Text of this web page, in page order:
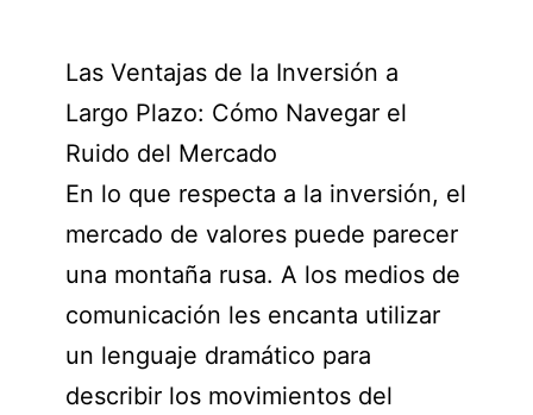
Las Ventajas de la Inversión a
Largo Plazo: Cómo Navegar el
Ruido del Mercado
En lo que respecta a la inversión, el
mercado de valores puede parecer
una montaña rusa. A los medios de
comunicación les encanta utilizar
un lenguaje dramático para
describir los movimientos del